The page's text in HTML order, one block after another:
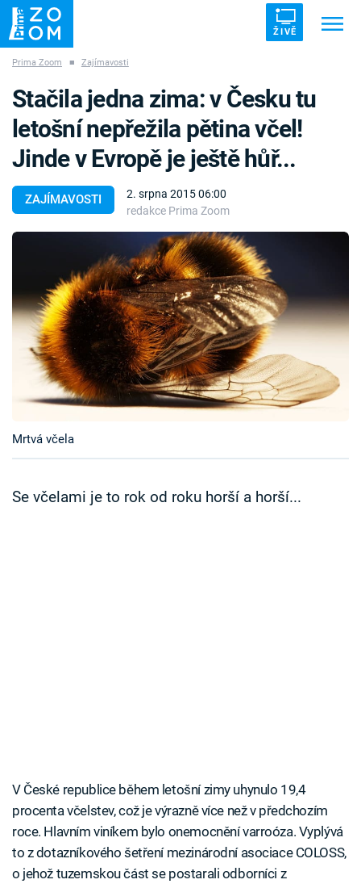
ŽIVĚ
ZÁHADY VETŘELCI DÁVNOVĚKU
Témata
Pořady
TV Program
Časopis
Prima Zoom ■ Zajímavosti
ZAJÍMAVOSTI
2. srpna 2015 06:00
redakce Prima Zoom
Stačila jedna zima: v Česku tu
letošní nepřežila pětina včel!
Jinde v Evropě je ještě hůř...
Mrtvá včela
Se včelami je to rok od roku horší a horší...
V České republice během letošní zimy uhynulo 19,4
procenta včelstev, což je výrazně více než v předchozím
roce. Hlavním viníkem bylo onemocnění varroóza. Vyplývá
to z dotazníkového šetření mezinárodní asociace COLOSS,
o jehož tuzemskou část se postarali odborníci z